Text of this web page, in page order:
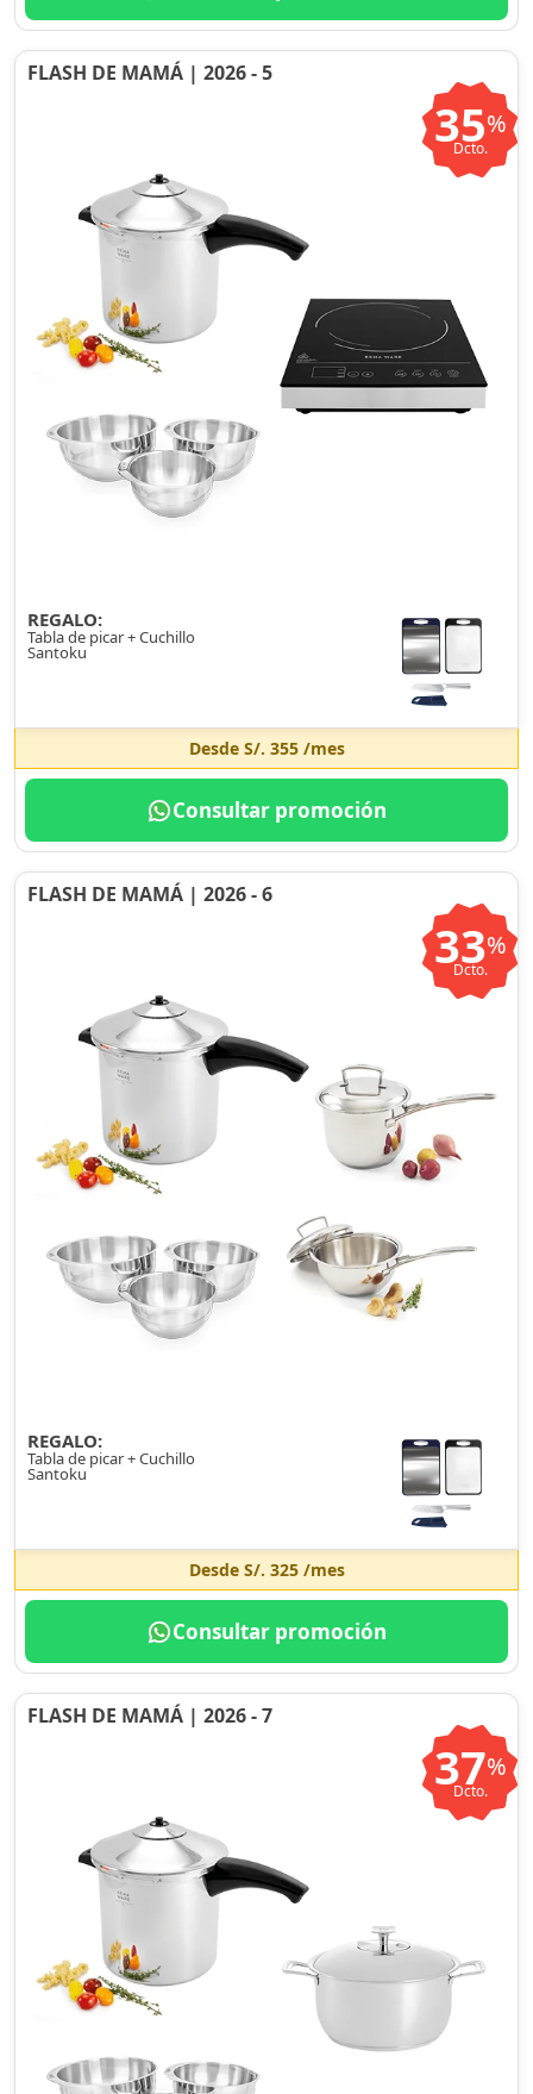
FLASH DE MAMÁ | 2026 - 5
35%
Dcto.
REGALO:
Tabla de picar + Cuchillo
Santoku
Desde S/. 355/mes
Consultar promoción
FLASH DE MAMÁ | 2026 - 6
33%
Dcto.
REGALO:
Tabla de picar + Cuchillo
Santoku
Desde S/. 325/mes
Consultar promoción
FLASH DE MAMÁ | 2026 - 7
37%
Dcto.